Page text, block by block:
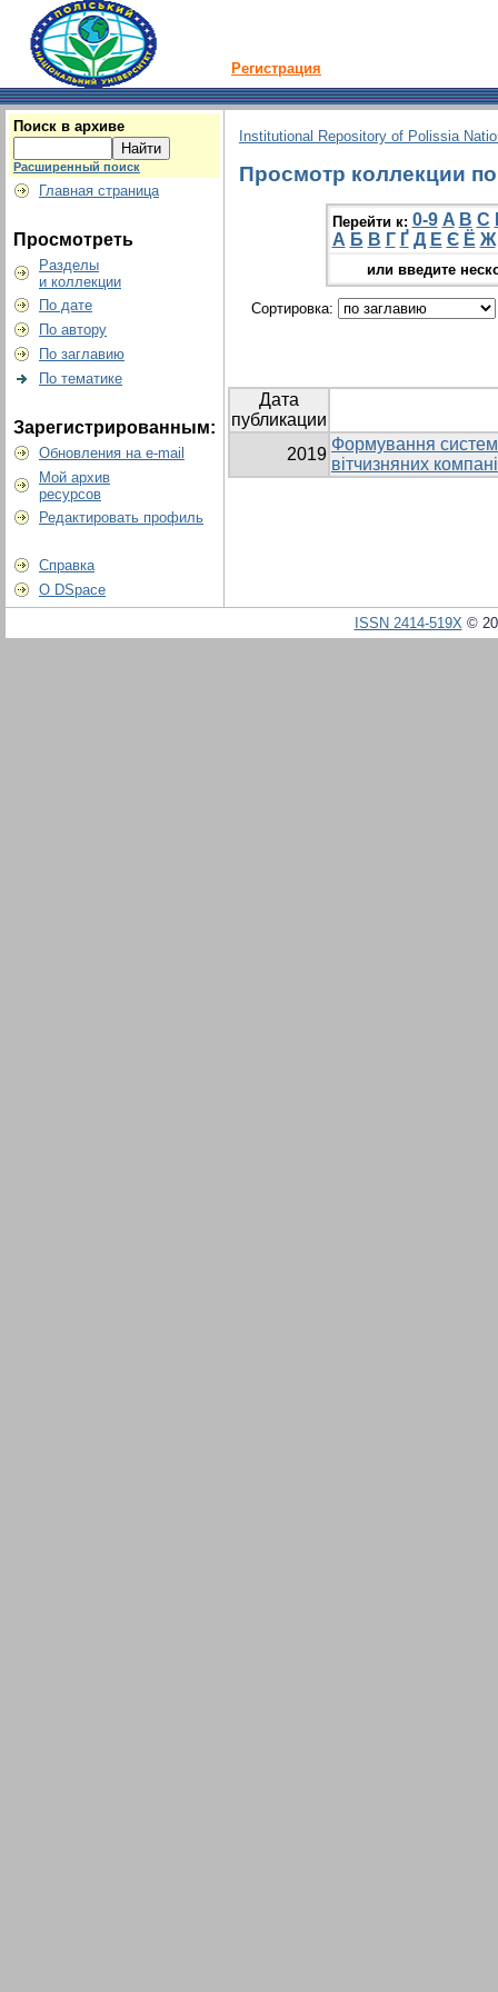
Регистрация
Поиск в архиве
Расширенный поиск
Главная страница
Просмотреть
Разделы
и коллекции
По дате
По автору
По заглавию
По тематике
Зарегистрированным:
Обновления на e-mail
Мой архив
ресурсов
Редактировать профиль
Справка
О DSpace
Institutional Repository of Polissia
Просмотр коллекции
Перейти к: 0-9 A B C
А Б В Г Ґ Д Е Є Ё Ж
или введите
Сортировка:
Дата
публикации
2019
Формування
вітчизняних
ISSN 2414-519X©